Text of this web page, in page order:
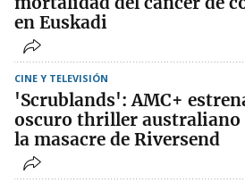
en Euskadi
CINE Y TELEVISIÓN
'Scrublands': AMC+
oscuro thriller australiano
la masacre de Riversend